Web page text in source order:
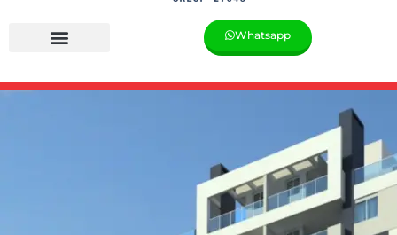
Whatsapp